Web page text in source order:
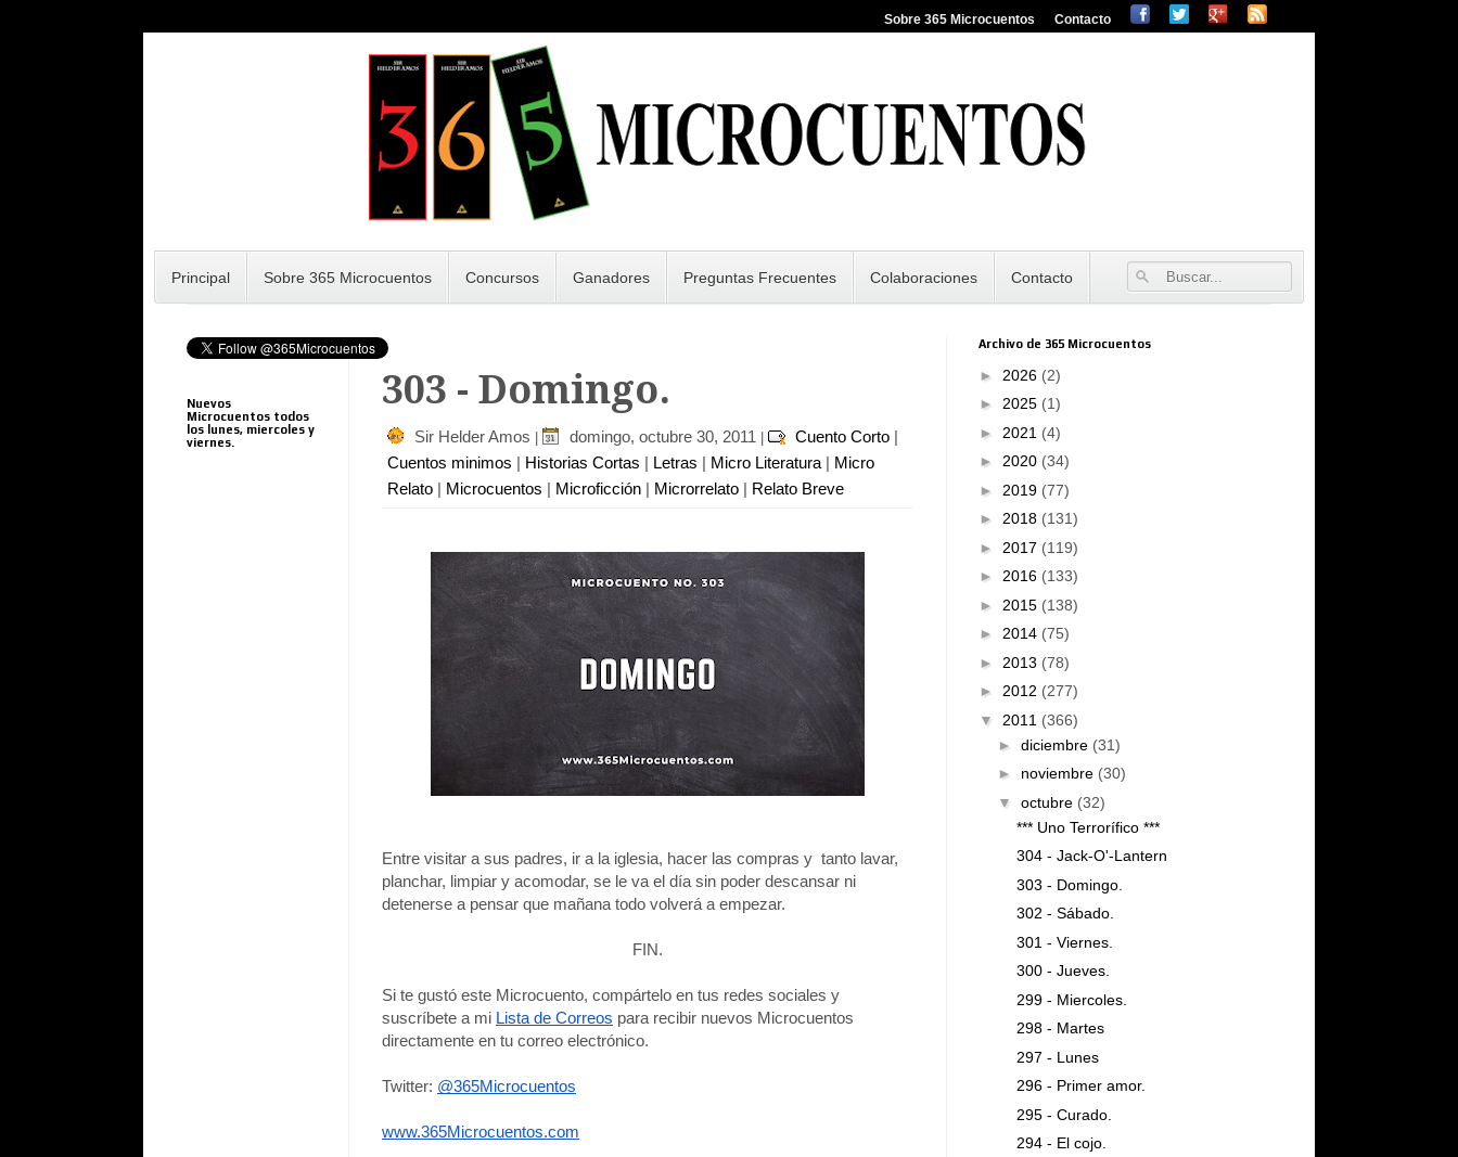
Sobre 365 Microcuentos Contacto
Principal Sobre 365 Microcuentos Concursos Ganadores Preguntas Frecuentes Colaboraciones Contacto
303 - Domingo.
Sir Helder Amos domingo, octubre 30, 2011 Cuento Corto |
Cuentos minimos | Historias Cortas | Letras | Micro Literatura | Micro
Relato | Microcuentos | Microficción | Microrrelato | Relato Breve
Entre visitar a sus padres, ir a la iglesia, hacer las compras y tanto lavar,
planchar, limpiar y acomodar, se le va el día sin poder descansar ni
detenerse a pensar que mañana todo volverá a empezar.
FIN.
Si te gustó este Microcuento, compártelo en tus redes sociales y
suscríbete a mi Lista de Correos para recibir nuevos Microcuentos
directamente en tu correo electrónico.
Twitter: @365Microcuentos
www.365Microcuentos.com
Nuevos
Microcuentos todos
los lunes, miercoles y
viernes.
Archivo de 365 Microcuentos
► 2026 (2)
► 2025 (1)
► 2021 (4)
► 2020 (34)
► 2019 (77)
► 2018 (131)
► 2017 (119)
► 2016 (133)
► 2015 (138)
► 2014 (75)
► 2013 (78)
► 2012 (277)
▼ 2011 (366)
► diciembre (31)
► noviembre (30)
▼ octubre (32)
*** Uno Terrorífico ***
304 - Jack-O'-Lantern
303 - Domingo.
302 - Sábado.
301 - Viernes.
300 - Jueves.
299 - Miercoles.
298 - Martes
297 - Lunes
296 - Primer amor.
295 - Curado.
294 - El cojo.